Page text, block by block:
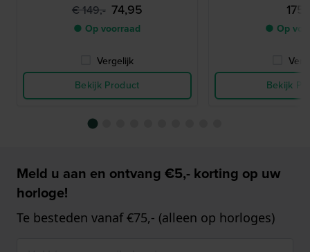
€ 149,- 74,95
● Op voorraad
Vergelijk
Bekijk Product
175,-
● Op
Bekijk
Meld u aan en ontvang €5,- korting op uw
horloge!
Te besteden vanaf €75,- (alleen op horloges)